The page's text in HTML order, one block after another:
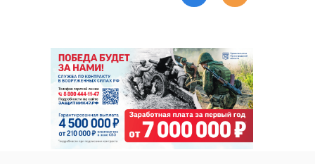
РЕКОМЕНДУЕМ
Поделиться статьей: